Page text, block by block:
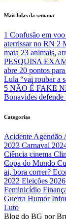
Mais lidas da semana
1 Confusão em
aterrissar no RN 2
mata 23 animais,
PESQUISA
abre 20 pontos
Lula “vai roubar a
5 NÃO É FAKE
Bonavides
Categorias
Acidente Agendão
2023 Carnaval
Ciência cinema
Copa do Mundo
ai, bora correr?
2022 Eleições 2026
Feminicídio
Guerra Humor
Luto
Blog do BG por